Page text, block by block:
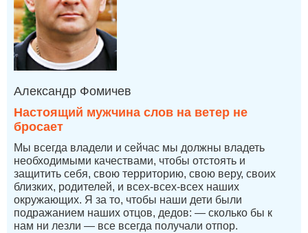
Александр Фомичев
Настоящий мужчина слов на ветер не
бросает
Мы всегда владели и сейчас мы должны владеть
необходимыми качествами, чтобы отстоять и
защитить себя, свою территорию, свою веру, своих
близких, родителей, и всех-всех-всех наших
окружающих. Я за то, чтобы наши дети были
подражанием наших отцов, дедов: — сколько бы к
нам ни лезли — все всегда получали отпор.